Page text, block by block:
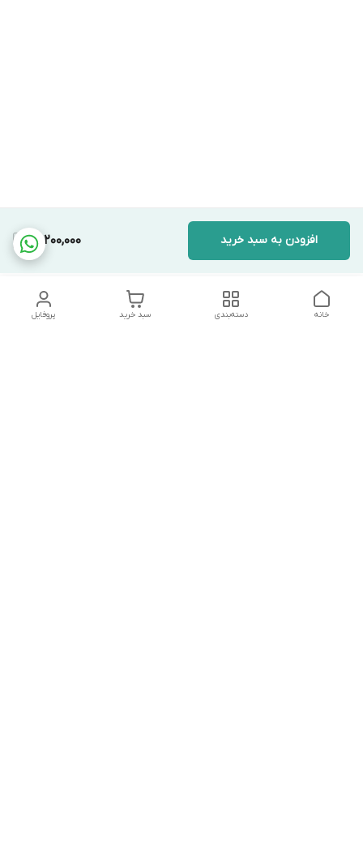
13,200,000 افزودن به سبد خرید
پروفایل سبد خرید دسته‌بندی خانه